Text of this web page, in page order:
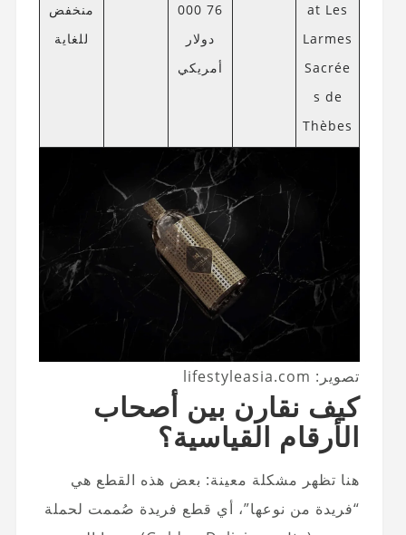
at Les
Larmes
Sacrée
s de
Thèbes
76 000
دولار
أمريكي
منخفض
للغاية
تصوير: lifestyleasia.com
كيف نقارن بين أصحاب
الأرقام القياسية؟
هنا تظهر مشكلة معينة: بعض هذه القطع هي
“فريدة من نوعها”، أي قطع فريدة صُممت لحملة